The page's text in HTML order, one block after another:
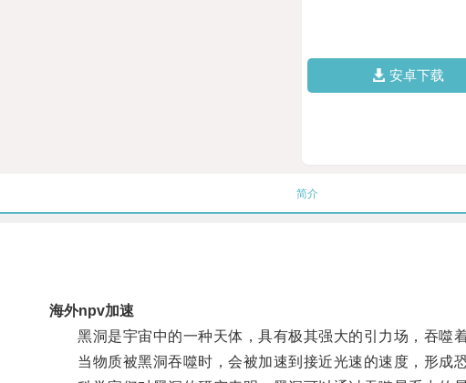
安卓下载
简介
海外npv加速
黑洞是宇宙中的一种天体，具有极其强大的引力场，吞噬着
当物质被黑洞吞噬时，会被加速到接近光速的速度，形成恐